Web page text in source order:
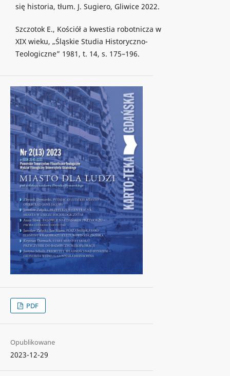
się historia, tłum. J. Sugiero, Gliwice 2022.
Szczotok E., Kościół a kwestia robotnicza w
XIX wieku, „Śląskie Studia Historyczno-
Teologiczne” 1981, t. 14, s. 175–196.
PDF
Opublikowane
2023-12-29